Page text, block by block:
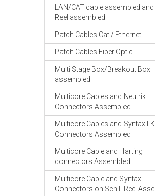
LAN/CAT cable assembled and
Reel assembled
Patch Cables Cat / Ethernet
Patch Cables Fiber Optic
Multi Stage Box/Breakout Box
assembled
Multicore Cables and Neutrik
Connectors Assembled
Multicore Cables and Syntax LK
Connectors Assembled
Multicore Cable and Harting
connectors Assembled
Multicore Cable and Syntax
Connectors on Schill Reel